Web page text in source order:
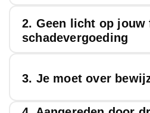
Je denkt wellicht dat bij een
nooit sprake kan zijn van een
gevallen kloppen maar soms
2. Geen licht op jouw
schadevergoeding
Ook hier geldt dat wel of
met een andere fietser die je
3. Je moet over